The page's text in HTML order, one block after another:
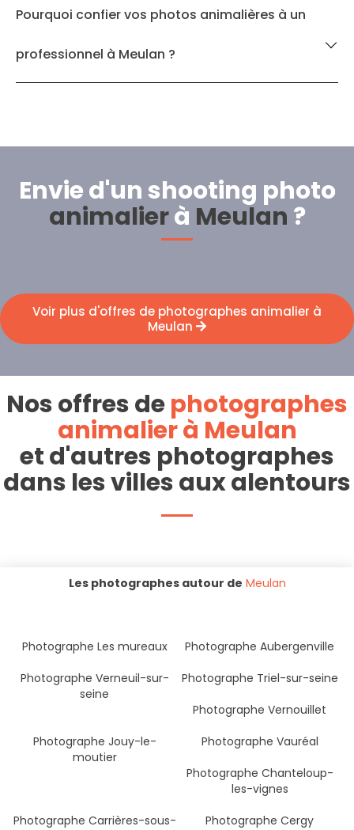
Pourquoi confier vos photos animalières à un
professionnel à Meulan ?
Envie d'un shooting photo
animalierà Meulan ?
Voir plus d'offres de photographes animalier à
Meulan
Nos offres dephotographes
animalier à Meulan
et d'autres photographes
dans les villes aux alentours
Les photographes autour de Meulan
Photographe Les mureaux
Photographe Aubergenville
Photographe Verneuil-sur-
seine
Photographe Triel-sur-seine
Photographe Vernouillet
Photographe Jouy-le-
moutier
Photographe Vauréal
Photographe Chanteloup-
les-vignes
Photographe Carrières-sous-
Photographe Cergy